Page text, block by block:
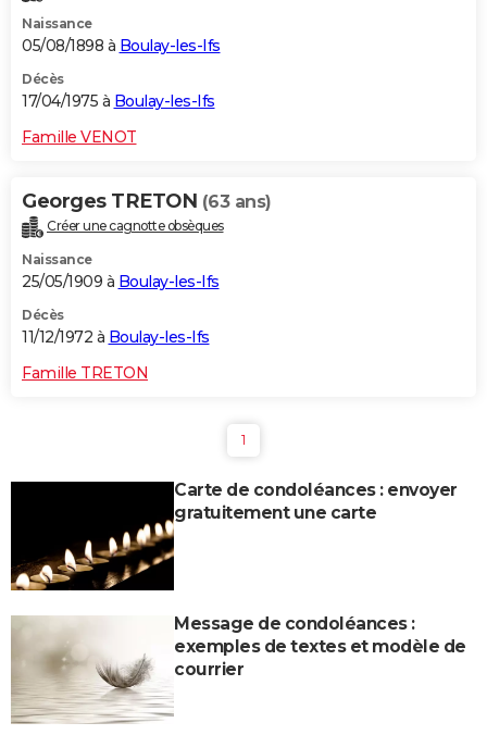
Naissance
05/08/1898 à Boulay-les-Ifs
Décès
17/04/1975 à Boulay-les-Ifs
Famille VENOT
Georges TRETON (63 ans)
Créer une cagnotte obsèques
Naissance
25/05/1909 à Boulay-les-Ifs
Décès
11/12/1972 à Boulay-les-Ifs
Famille TRETON
1
Carte de condoléances : envoyer
gratuitement une carte
Message de condoléances :
exemples de textes et modèle de
courrier